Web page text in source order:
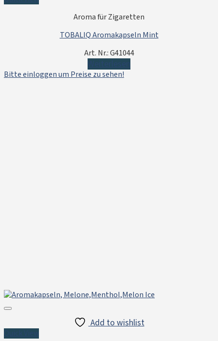
Aroma für Zigaretten
TOBALIQ Aromakapseln Mint
Art. Nr.: G41044
Bitte einloggen um Preise zu sehen!
Add to wishlist